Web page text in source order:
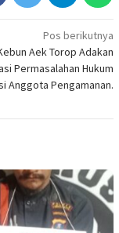
Pos berikutnya
Aek Torop Adakan
Permasalahan Hukum
Anggota Pengamanan.